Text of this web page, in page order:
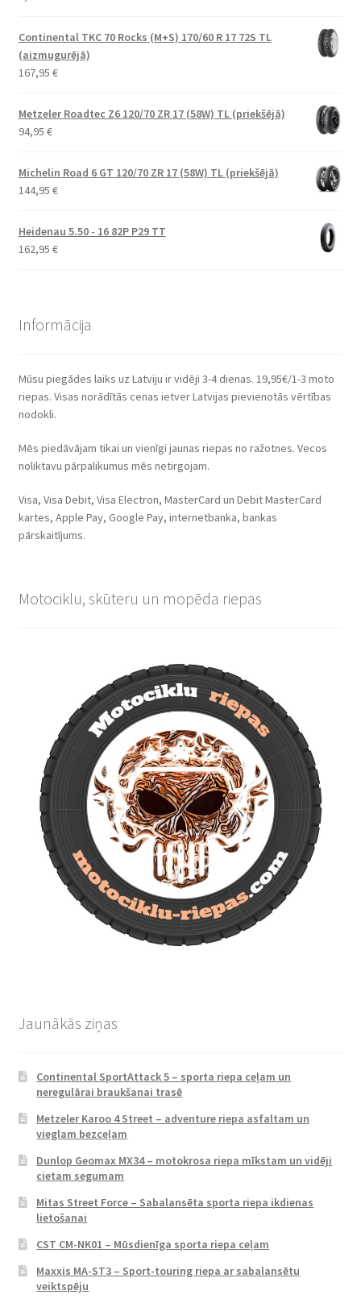
Continental TKC 70 Rocks (M+S) 170/60 R 17 72S TL
(aizmugurējā)
167,95 €
Metzeler Roadtec Z6 120/70 ZR 17 (58W) TL (priekšējā)
94,95 €
Michelin Road 6 GT 120/70 ZR 17 (58W) TL (priekšējā)
144,95 €
Heidenau 5.50 - 16 82P P29 TT
162,95 €
Informācija
Mūsu piegādes laiks uz Latviju ir vidēji 3-4 dienas. 19,95€/1-3 moto
riepas. Visas norādītās cenas ietver Latvijas pievienotās vērtības
nodokli.
Mēs piedāvājam tikai un vienīgi jaunas riepas no ražotnes. Vecos
noliktavu pārpalikumus mēs netirgojam.
Visa, Visa Debit, Visa Electron, MasterCard un Debit MasterCard
kartes, Apple Pay, Google Pay, internetbanka, bankas
pārskaitījums.
Motociklu, skūteru un mopēda riepas
Jaunākās ziņas
Continental SportAttack 5 – sporta riepa ceļam un
neregulārai braukšanai trasē
Metzeler Karoo 4 Street – adventure riepa asfaltam un
vieglam bezceļam
Dunlop Geomax MX34 – motokrosa riepa mīkstam un vidēji
cietam segumam
Mitas Street Force – Sabalansēta sporta riepa ikdienas
lietošanai
CST CM-NK01 – Mūsdienīga sporta riepa ceļam
Maxxis MA-ST3 – Sport-touring riepa ar sabalansētu
veiktspēju